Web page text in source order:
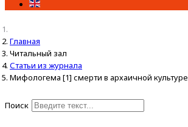
Главная
Читальный зал
Статьи из журнала
Мифологема [1] смерти в архаичной культуре
Поиск